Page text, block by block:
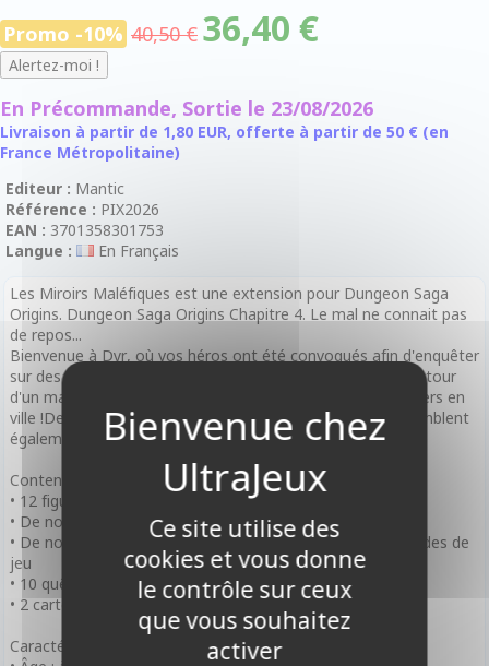
Promo -10% 40,50 € 36,40 €
En Précommande, Sortie le 23/08/2026
Livraison à partir de 1,80 EUR, offerte à partir de 50 € (en
France Métropolitaine)
Editeur : Mantic
Référence : PIX2026
EAN : 3701358301753
Langue :
En Français
Les Miroirs Maléfiques est une extension pour Dungeon Saga
Origins. Dungeon Saga Origins Chapitre 4. Le mal ne connait pas
de repos...
Bienvenue à Dyr, où vos héros ont été convoqués afin d'enquêter
sur des rumeurs d'arcane interdites émanant de la grande tour
d'un mage. Prenez garde, vous n'êtes pas les seuls étrangers en
ville !De sinistres pillards de la Fraternité du Crépuscule semblent
également traquer ces sombres secrets...
Contenu :
• 12 figurines Monstre
• De nouvelles tuiles et jetons
• De nouvelles cartes Explorations, Equipement, Sort et aides de
jeu
• 10 quêtes fascinantes
• 2 cartes Boss
Caractéristiques :
Ce site utilise des
cookies et vous donne
le contrôle sur ceux
que vous souhaitez
activer